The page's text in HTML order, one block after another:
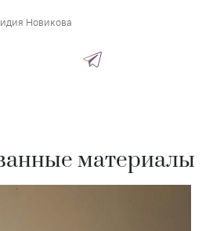
Новикова
материалы